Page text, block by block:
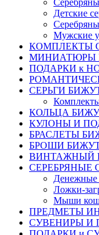
Детские
Мужские
КОМПЛЕКТЫ
МИНИАТЮРЫ
ПОДАРКИ к
СЕРЬГИ
КОЛЬЦА
КУЛОНЫ И
БРАСЛЕТЫ
БРОШИ
ВИНТАЖНЫЙ
СЕРЕБРЯНЫЕ
Денежные
Ложки-
Мыши
ПРЕДМЕТЫ
СУВЕНИРЫ И